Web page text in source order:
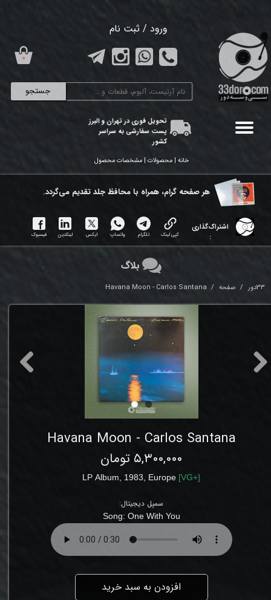
جستجو
ورود / ثبت نام
تغییر گذر واژه
سفارشات
تحویل فوری در تهران و البرز
پست سفارشی به سراسر
کشور
۰
خانه | محصولات | مشخصات محصول
هر ​صفحه گرام، همراه با محافظ جلد تقدیم می‌گردد.
اشتراک‌گذاری
:
کپی لینک تلگرام واتساپ ایکس لینکدین فیسبوک
33دور صفحه Havana Moon - Carlos Santana
Havana Moon - Carlos Santana
۵,۳۰۰,۰۰۰ تومان
LPAlbum , 1983, Europe [VG+]
سمپل دیجیتال:
Song: One With You
افزودن به سبد خرید
بلاگ